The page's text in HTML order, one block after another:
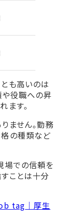
も高いのは
や役職への昇
ます。
ません。勤務
の種類など
場での信頼を
ことは十分
tag｜厚生